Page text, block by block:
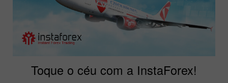
Toque o céu com a InstaForex!